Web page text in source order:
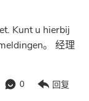
Kunt u hierbij
。 经理
0 回复